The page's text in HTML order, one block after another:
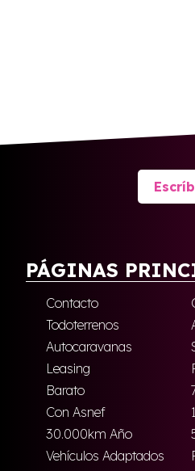
PÁGINAS
Contacto
Todoterrenos
Autocaravanas
Leasing
Barato
Con Asnef
30.000km Año
Vehículos Adaptados